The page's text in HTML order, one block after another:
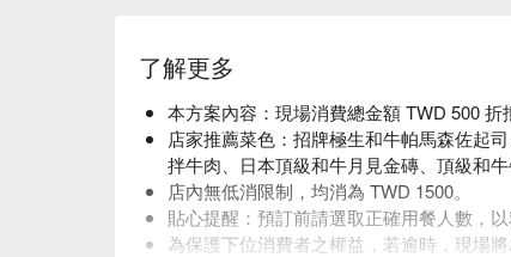
了解更多
本方案內容：現場消費總金額 TWD 500 折
店家推薦菜色：招牌極生和牛帕馬森佐起
拌牛肉、日本頂級和牛月見金磚、頂級和牛
店內無低消限制，均消為 TWD 1500。
貼心提醒：預訂前請選取正確用餐人數，以
為保護下位消費者之權益，若逾時，現場